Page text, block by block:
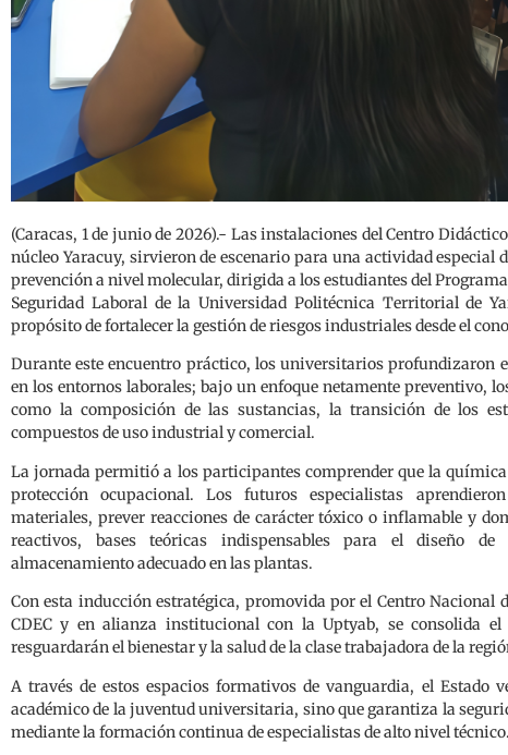
(Caracas, 1 de junio de 2026).- Las instalaciones del Centro
núcleo Yaracuy, sirvieron de escenario para una actividad
prevención a nivel molecular, dirigida a los estudiantes del
Seguridad Laboral de la Universidad Politécnica Territorial de
propósito de fortalecer la gestión de riesgos industriales desde el
Durante este encuentro práctico, los universitarios profundizaron
en los entornos laborales; bajo un enfoque netamente preventivo,
como la composición de las sustancias, la transición de los
compuestos de uso industrial y comercial.
La jornada permitió a los participantes comprender que la
protección ocupacional. Los futuros especialistas
materiales, prever reacciones de carácter tóxico o inflamable y
reactivos, bases teóricas indispensables para el diseño
almacenamiento adecuado en las plantas.
Con esta inducción estratégica, promovida por el Centro Nacional
CDEC y en alianza institucional con la Uptyab, se consolida
resguardarán el bienestar y la salud de la clase trabajadora de la
A través de estos espacios formativos de vanguardia, el Estado
académico de la juventud universitaria, sino que garantiza la
mediante la formación continua de especialistas de alto nivel técnico.